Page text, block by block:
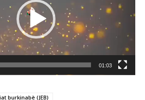
01:03
burkinabè (JEB)